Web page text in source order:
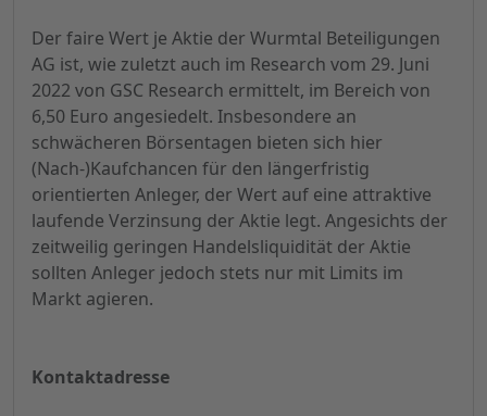
Der faire Wert je Aktie der Wurmtal Beteiligungen
AG ist, wie zuletzt auch im Research vom 29. Juni
2022 von GSC Research ermittelt, im Bereich von
6,50 Euro angesiedelt. Insbesondere an
schwächeren Börsentagen bieten sich hier
(Nach-)Kaufchancen für den längerfristig
orientierten Anleger, der Wert auf eine attraktive
laufende Verzinsung der Aktie legt. Angesichts der
zeitweilig geringen Handelsliquidität der Aktie
sollten Anleger jedoch stets nur mit Limits im
Markt agieren.
Kontaktadresse